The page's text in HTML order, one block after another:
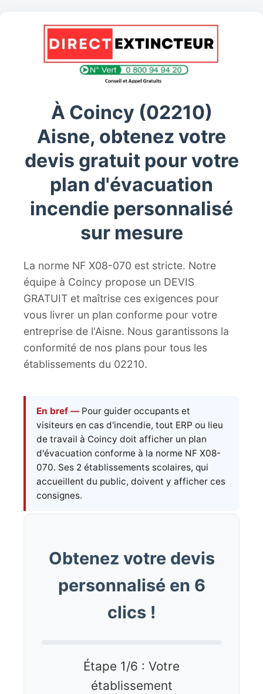
À Coincy (02210)
Aisne, obtenez votre
devis gratuit pour votre
plan d'évacuation
incendie personnalisé
sur mesure
La norme NF X08-070 est stricte. Notre
équipe à Coincy propose un DEVIS
GRATUIT et maîtrise ces exigences pour
vous livrer un plan conforme pour votre
entreprise de l'Aisne. Nous garantissons la
conformité de nos plans pour tous les
établissements du 02210.
En bref —Pour guider occupants et
visiteurs en cas d'incendie, tout ERP ou lieu
de travail à Coincy doit afficher un plan
d'évacuation conforme à la norme NF X08-
070. Ses 2 établissements scolaires, qui
accueillent du public, doivent y afficher ces
consignes.
Obtenez votre devis
personnalisé en 6
clics !
Étape 1/6 : Votre
établissement